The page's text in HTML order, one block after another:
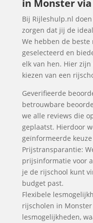
in Monster
Bij Rijleshulp.nl
zorgen dat jij de
We hebben de
geselecteerd en
elk van hen. Hier
kiezen van een
Geverifieerde
betrouwbare
we alle reviews die
geplaatst. Hierdoor
geïnformeerde
Prijstransparantie:
prijsinformatie voor
je de rijschool kunt
budget past.
Flexibele
rijscholen in
lesmogelijkheden,